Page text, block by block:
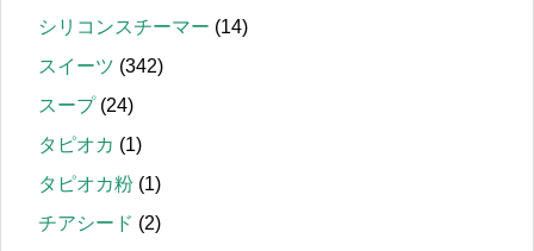
シリコンスチーマー (14)
スイーツ (342)
スープ(24)
タピオカ (1)
タピオカ粉 (1)
チアシード (2)